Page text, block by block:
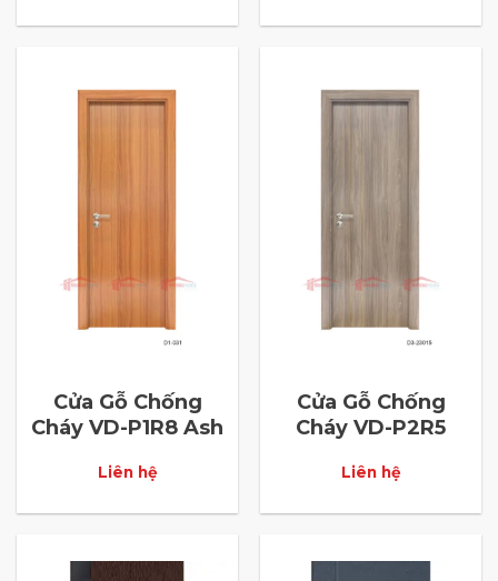
Cửa Gỗ Chống
Cháy VD-P1R8 Ash
Liên hệ
Cửa Gỗ Chống
Cháy VD-P2R5
Liên hệ